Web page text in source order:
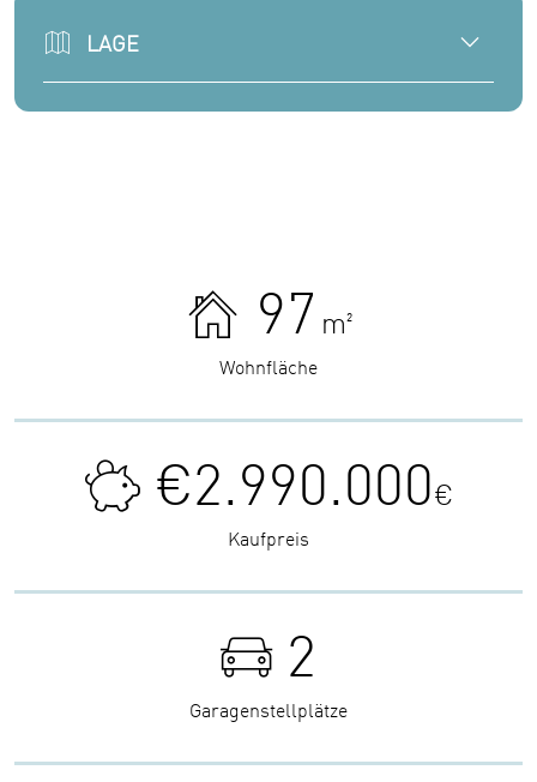
LAGE
97 m²
Wohnfläche
€2.990.000€
Kaufpreis
2
Garagenstellplätze